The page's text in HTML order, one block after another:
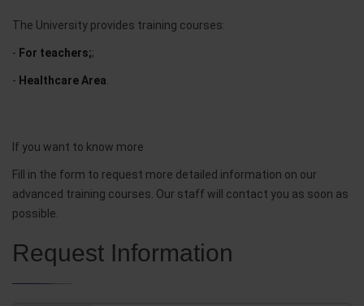
The University provides training courses:
- For teachers;;
- Healthcare Area
If you want to know more
Fill in the form to request more detailed information on our
advanced training courses. Our staff will contact you as soon as
possible.
Request Information